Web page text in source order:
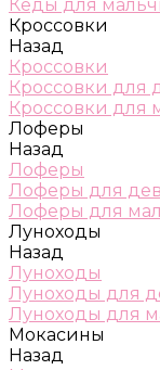
Кеды для
Кроссовки
Назад
Кроссовки
Кроссовки для
Кроссовки для
Лоферы
Назад
Лоферы
Лоферы для
Лоферы для
Луноходы
Назад
Луноходы
Луноходы для
Луноходы для
Мокасины
Назад